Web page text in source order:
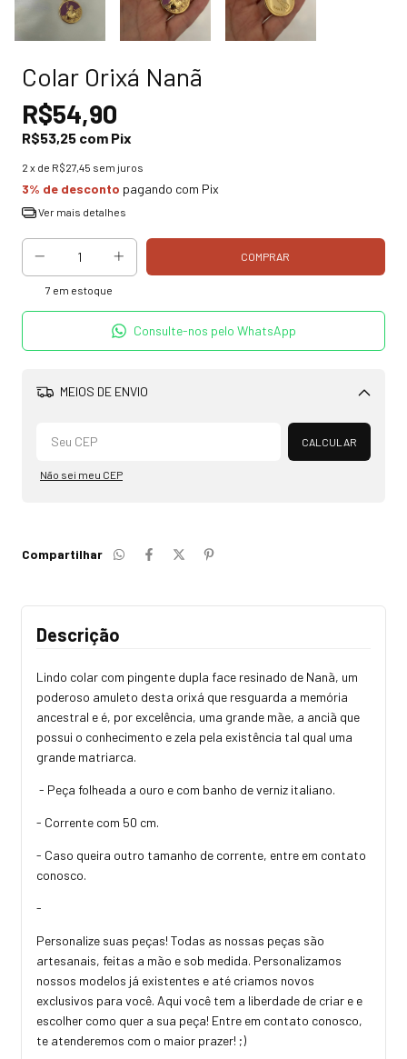
Colar Orixá Nanã
R$54,90
R$53,25 com Pix
2 x de R$27,45 sem juros
3% de desconto pagando com Pix
Ver mais detalhes
7 em estoque
Consulte-nos pelo WhatsApp
MEIOS DE ENVIO
Alterar CEP
CALCULAR
Não sei meu CEP
Compartilhar
Descrição
Lindo colar com pingente dupla face resinado de Nanã, um
poderoso amuleto desta orixá que resguarda a memória
ancestral e é, por excelência, uma grande mãe, a anciã que
possui o conhecimento e zela pela existência tal qual uma
grande matriarca.
- Peça folheada a ouro e com banho de verniz italiano.
- Corrente com 50 cm.
- Caso queira outro tamanho de corrente, entre em contato
conosco.
-
Personalize suas peças! Todas as nossas peças são
artesanais, feitas a mão e sob medida. Personalizamos
nossos modelos já existentes e até criamos novos
exclusivos para você. Aqui você tem a liberdade de criar e e
escolher como quer a sua peça! Entre em contato conosco,
te atenderemos com o maior prazer! ;)